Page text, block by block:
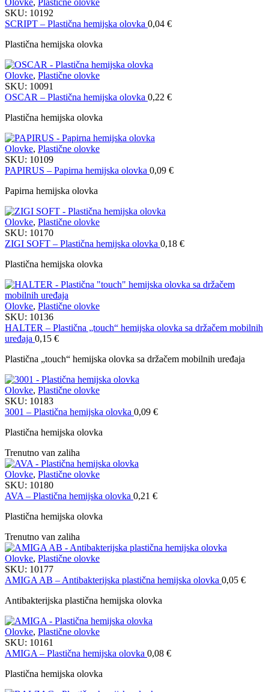
Olovke, Plastične olovke
SKU: 10192
SCRIPT – Plastična hemijska olovka 0,04 €
Plastična hemijska olovka
Olovke, Plastične olovke
SKU: 10091
OSCAR – Plastična hemijska olovka 0,22 €
Plastična hemijska olovka
Olovke, Plastične olovke
SKU: 10109
PAPIRUS – Papirna hemijska olovka 0,09 €
Papirna hemijska olovka
Olovke, Plastične olovke
SKU: 10170
ZIGI SOFT – Plastična hemijska olovka 0,18 €
Plastična hemijska olovka
Olovke, Plastične olovke
SKU: 10136
HALTER – Plastična „touch“ hemijska olovka sa držačem mobilnih
uređaja 0,15 €
Plastična „touch“ hemijska olovka sa držačem mobilnih uređaja
Olovke, Plastične olovke
SKU: 10183
3001 – Plastična hemijska olovka 0,09 €
Plastična hemijska olovka
Trenutno van zaliha
Olovke, Plastične olovke
SKU: 10180
AVA – Plastična hemijska olovka 0,21 €
Plastična hemijska olovka
Trenutno van zaliha
Olovke, Plastične olovke
SKU: 10177
AMIGA AB – Antibakterijska plastična hemijska olovka 0,05 €
Antibakterijska plastična hemijska olovka
Olovke, Plastične olovke
SKU: 10161
AMIGA – Plastična hemijska olovka 0,08 €
Plastična hemijska olovka